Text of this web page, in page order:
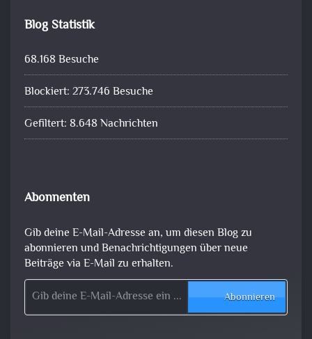
Blog Statistik
68.168 Besuche
Blockiert: 273.746 Besuche
Gefiltert: 8.648 Nachrichten
Abonnenten
Gib deine E-Mail-Adresse an, um diesen Blog zu
abonnieren und Benachrichtigungen über neue
Beiträge via E-Mail zu erhalten.
Gib deine E-Mail-Adresse ein ...
Abonnieren